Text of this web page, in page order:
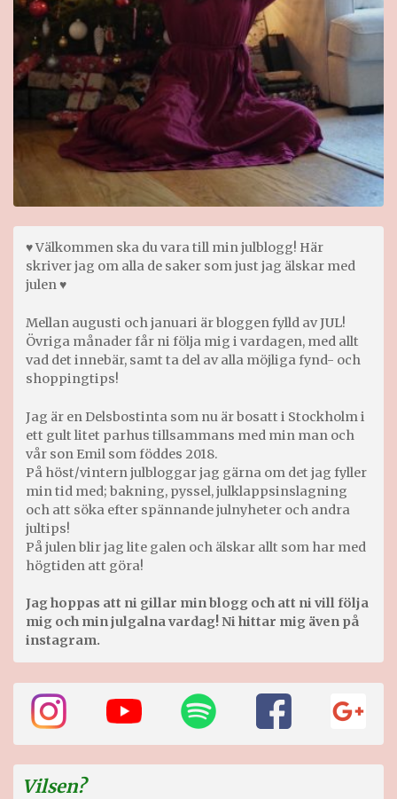
♥ Välkommen ska du vara till min julblogg! Här
skriver jag om alla de saker som just jag älskar med
julen ♥
Mellan augusti och januari är bloggen fylld av JUL!
Övriga månader får ni följa mig i vardagen, med allt
vad det innebär, samt ta del av alla möjliga fynd- och
shoppingtips!
Jag är en Delsbostinta som nu är bosatt i Stockholm i
ett gult litet parhus tillsammans med min man och
vår son Emil som föddes 2018.
På höst/vintern julbloggar jag gärna om det jag fyller
min tid med; bakning, pyssel, julklappsinslagning
och att söka efter spännande julnyheter och andra
jultips!
På julen blir jag lite galen och älskar allt som har med
högtiden att göra!
Jag hoppas att ni gillar min blogg och att ni vill följa
mig och min julgalna vardag! Ni hittar mig även på
instagram.
Vilsen?